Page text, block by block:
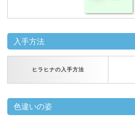
入手方法
ヒラヒナの入手方法
色違いの姿